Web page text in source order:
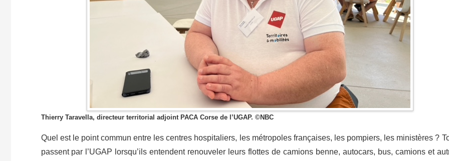
Thierry Taravella, directeur territorial adjoint PACA Corse de l’UGAP. ©NBC
Quel est le point commun entre les centres hospitaliers, les métropoles françaises, les pompiers, les ministères ?
passent par l’UGAP lorsqu’ils entendent renouveler leurs flottes de camions benne, autocars, bus, camions et